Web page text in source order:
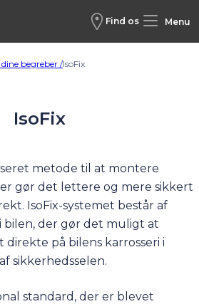
Find os Menu
begreber /IsoFix
IsoFix
metode til at montere
gør det lettere og mere sikkert
IsoFix-systemet består af
bilen, der gør det muligt at
på bilens karrosseri i
sikkerhedsselen.
standard, der er blevet